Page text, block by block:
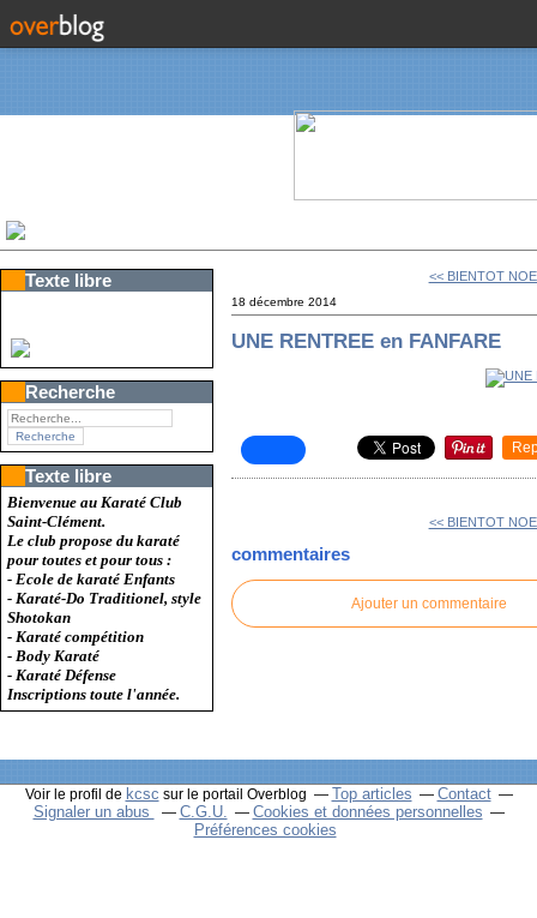
Texte libre
Recherche
Texte libre
Bienvenue au Karaté Club
Saint-Clément.
Le club propose du karaté
pour toutes et pour tous :
- Ecole de karaté Enfants
- Karaté-Do Traditionel, style
Shotokan
- Karaté compétition
- Body Karaté
- Karaté Défense
Inscriptions toute l'année.
<< BIENTOT
18 décembre 2014
UNE RENTREE en FANFARE
<< BIENTOT
commentaires
Ajouter un commentaire
Voir le profil de kcsc sur le portail Overblog Top articles
Contact
Signaler un abus
C.G.U.
Cookies et données personnelles
Préférences cookies